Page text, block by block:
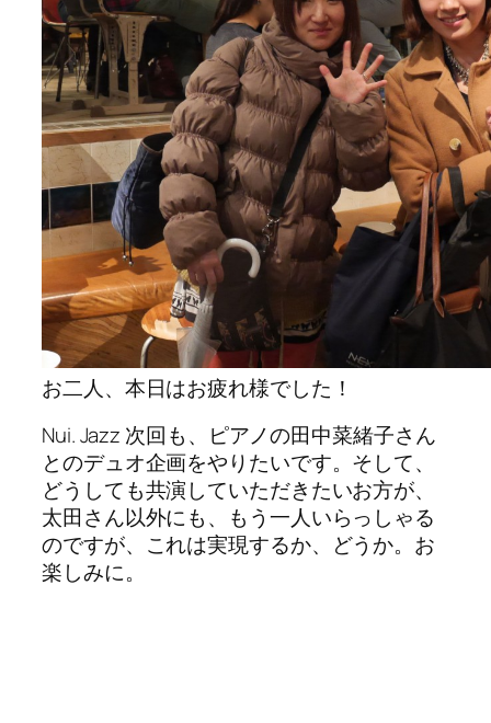
お二人、本日はお疲れ様でした！
Nui. Jazz 次回も、ピアノの田中菜緒子さん
とのデュオ企画をやりたいです。そして、
どうしても共演していただきたいお方が、
太田さん以外にも、もう一人いらっしゃる
のですが、これは実現するか、どうか。お
楽しみに。